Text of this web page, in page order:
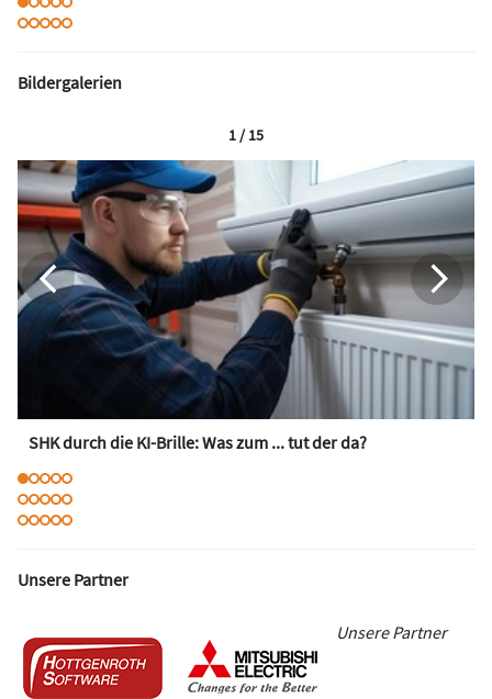
Bildergalerien
SHK durch die KI-Brille: Was zum ... tut der da?
1 / 15
Unsere Partner
Unsere Partner